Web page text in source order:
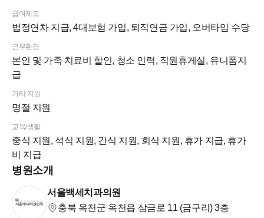
급여제도
법정연차 지급, 4대보험 가입, 퇴직연금 가입, 오버타임 수당
근무환경
본인 및 가족 치료비 할인, 청소 인력, 직원휴게실, 유니폼지
급
기타 지원
명절 지원
교육/생활
중식 지원, 석식 지원, 간식 지원, 회식 지원, 휴가 지급, 휴가
비 지급
병원소개
서울백세치과의원
충북 옥천군 옥천읍 삼금로 11 (금구리) 3층